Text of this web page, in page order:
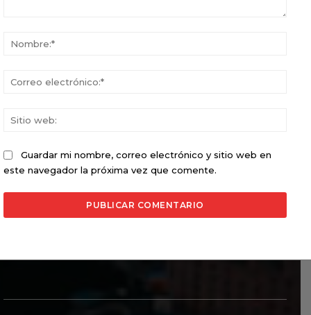
Guardar mi nombre, correo electrónico y sitio web en
este navegador la próxima vez que comente.